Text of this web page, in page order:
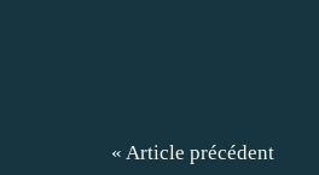
« Article précédent